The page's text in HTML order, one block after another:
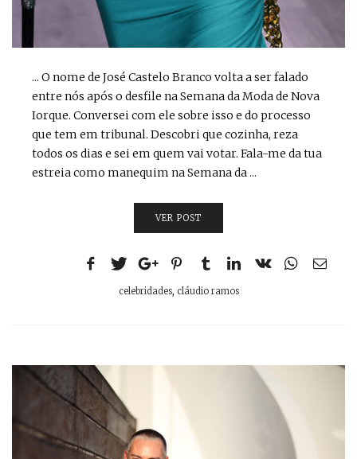
... O nome de José Castelo Branco volta a ser falado
entre nós após o desfile na Semana da Moda de Nova
Iorque. Conversei com ele sobre isso e do processo
que tem em tribunal. Descobri que cozinha, reza
todos os dias e sei em quem vai votar. Fala-me da tua
estreia como manequim na Semana da ...
VER POST
celebridades, cláudio ramos